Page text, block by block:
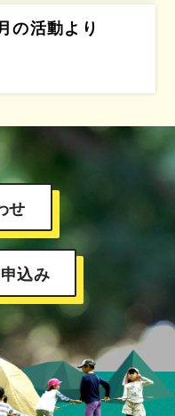
の活動より
せ
込み